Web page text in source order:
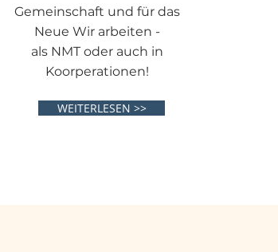
Gemeinschaft und für das
Neue Wir arbeiten -
als NMT oder auch in
Koorperationen!
WEITERLESEN >>